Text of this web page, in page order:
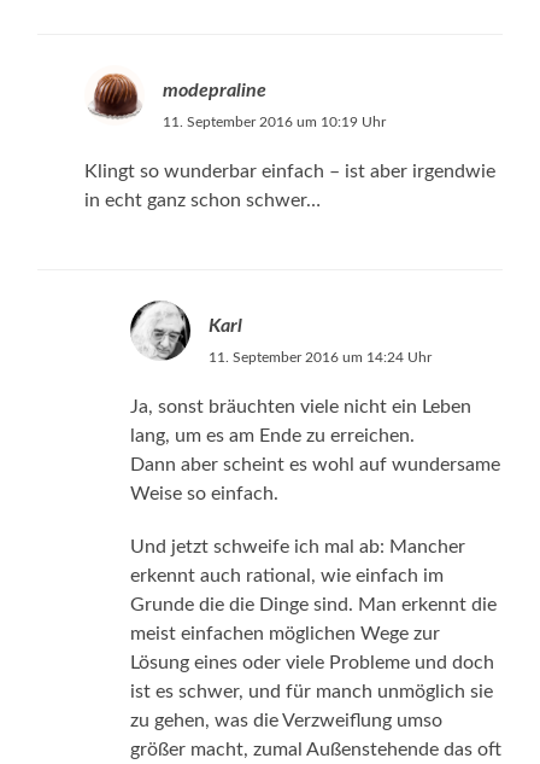
modepraline
11. September 2016 um 10:19 Uhr
Klingt so wunderbar einfach – ist aber irgendwie
in echt ganz schon schwer…
Karl
11. September 2016 um 14:24 Uhr
Ja, sonst bräuchten viele nicht ein Leben
lang, um es am Ende zu erreichen.
Dann aber scheint es wohl auf wundersame
Weise so einfach.
Und jetzt schweife ich mal ab: Mancher
erkennt auch rational, wie einfach im
Grunde die die Dinge sind. Man erkennt die
meist einfachen möglichen Wege zur
Lösung eines oder viele Probleme und doch
ist es schwer, und für manch unmöglich sie
zu gehen, was die Verzweiflung umso
größer macht, zumal Außenstehende das oft